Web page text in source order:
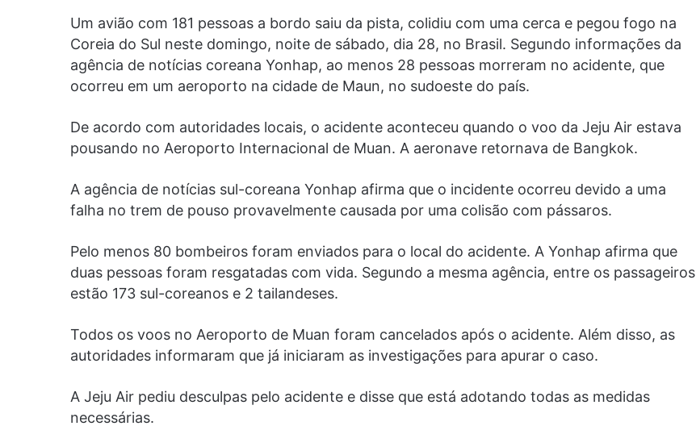
Um avião com 181 pessoas a bordo saiu da pista, colidiu com uma cerca e pegou fogo na
Coreia do Sul neste domingo, noite de sábado, dia 28, no Brasil. Segundo informações da
agência de notícias coreana Yonhap, ao menos 28 pessoas morreram no acidente, que
ocorreu em um aeroporto na cidade de Maun, no sudoeste do país.
De acordo com autoridades locais, o acidente aconteceu quando o voo da Jeju Air estava
pousando no Aeroporto Internacional de Muan. A aeronave retornava de Bangkok.
A agência de notícias sul-coreana Yonhap afirma que o incidente ocorreu devido a uma
falha no trem de pouso provavelmente causada por uma colisão com pássaros.
Pelo menos 80 bombeiros foram enviados para o local do acidente. A Yonhap afirma que
duas pessoas foram resgatadas com vida. Segundo a mesma agência, entre os passageiros
estão 173 sul-coreanos e 2 tailandeses.
Todos os voos no Aeroporto de Muan foram cancelados após o acidente. Além disso, as
autoridades informaram que já iniciaram as investigações para apurar o caso.
A Jeju Air pediu desculpas pelo acidente e disse que está adotando todas as medidas
necessárias.